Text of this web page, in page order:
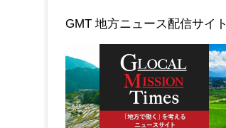
GMT 地方ニュース配信サイト